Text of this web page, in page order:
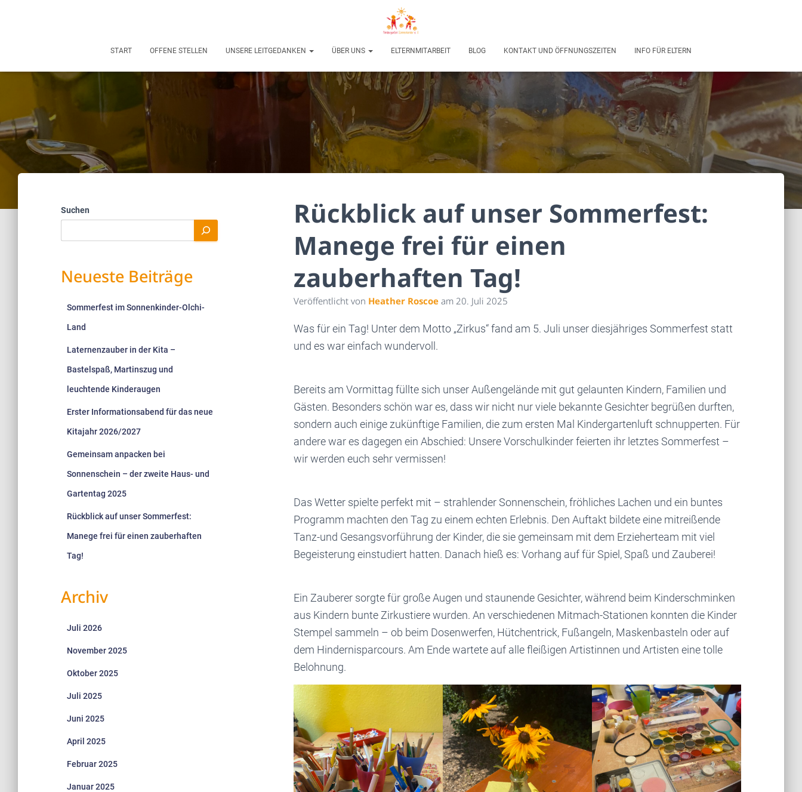
START OFFENE STELLEN UNSERE LEITGEDANKEN ÜBER UNS ELTERNMITARBEIT BLOG KONTAKT UND ÖFFNUNGSZEITEN INFO FÜR ELTERN
Suchen
Neueste Beiträge
Sommerfest im Sonnenkinder-Olchi-
Land
Laternenzauber in der Kita –
Bastelspaß, Martinszug und
leuchtende Kinderaugen
Erster Informationsabend für das neue
Kitajahr 2026/2027
Gemeinsam anpacken bei
Sonnenschein – der zweite Haus- und
Gartentag 2025
Rückblick auf unser Sommerfest:
Manege frei für einen zauberhaften
Tag!
Archiv
Juli 2026
November 2025
Oktober 2025
Juli 2025
Juni 2025
April 2025
Februar 2025
Januar 2025
Rückblick auf unser Sommerfest:
Manege frei für einen
zauberhaften Tag!
Veröffentlicht von Heather Roscoe am 20. Juli 2025
Was für ein Tag! Unter dem Motto „Zirkus“ fand am 5. Juli unser diesjähriges Sommerfest statt
und es war einfach wundervoll.
Bereits am Vormittag füllte sich unser Außengelände mit gut gelaunten Kindern, Familien und
Gästen. Besonders schön war es, dass wir nicht nur viele bekannte Gesichter begrüßen durften,
sondern auch einige zukünftige Familien, die zum ersten Mal Kindergartenluft schnupperten. Für
andere war es dagegen ein Abschied: Unsere Vorschulkinder feierten ihr letztes Sommerfest –
wir werden euch sehr vermissen!
Das Wetter spielte perfekt mit – strahlender Sonnenschein, fröhliches Lachen und ein buntes
Programm machten den Tag zu einem echten Erlebnis. Den Auftakt bildete eine mitreißende
Tanz-und Gesangsvorführung der Kinder, die sie gemeinsam mit dem Erzieherteam mit viel
Begeisterung einstudiert hatten. Danach hieß es: Vorhang auf für Spiel, Spaß und Zauberei!
Ein Zauberer sorgte für große Augen und staunende Gesichter, während beim Kinderschminken
aus Kindern bunte Zirkustiere wurden. An verschiedenen Mitmach-Stationen konnten die Kinder
Stempel sammeln – ob beim Dosenwerfen, Hütchentrick, Fußangeln, Maskenbasteln oder auf
dem Hindernisparcours. Am Ende wartete auf alle fleißigen Artistinnen und Artisten eine tolle
Belohnung.